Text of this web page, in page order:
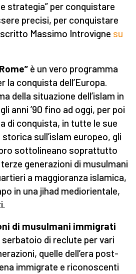
strategia” per conquistare
precisi, per conquistare
Massimo Introvigne su
è un vero programma
la conquista dell’Europa.
della situazione dell’islam in
anni ’90 fino ad oggi, per poi
di conquista, in tutte le sue
sull’islam europeo, gli
sottolineano soprattutto
generazioni di musulmani
a maggioranza islamica,
in una jihad mediorientale,
di musulmani immigrati
di reclute per vari
quelle dell’era post-
immigrate e riconoscenti